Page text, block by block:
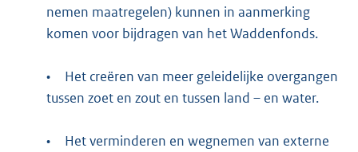
nemen maatregelen) kunnen in aanmerking
komen voor bijdragen van het Waddenfonds.
•
Het creëren van meer geleidelijke overgangen
tussen zoet en zout en tussen land – en water.
•
Het verminderen en wegnemen van externe